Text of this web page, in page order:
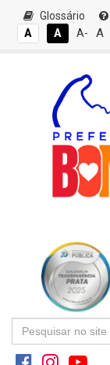
Glossário
A
A A- A